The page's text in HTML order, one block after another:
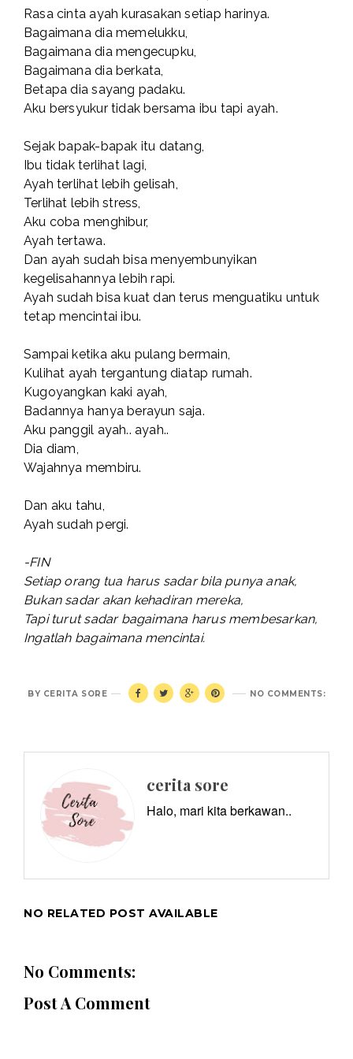
Rasa cinta ayah kurasakan setiap harinya.
Bagaimana dia memelukku,
Bagaimana dia mengecupku,
Bagaimana dia berkata,
Betapa dia sayang padaku.
Aku bersyukur tidak bersama ibu tapi ayah.
Sejak bapak-bapak itu datang,
Ibu tidak terlihat lagi,
Ayah terlihat lebih gelisah,
Terlihat lebih stress,
Aku coba menghibur,
Ayah tertawa.
Dan ayah sudah bisa menyembunyikan
kegelisahannya lebih rapi.
Ayah sudah bisa kuat dan terus menguatiku untuk
tetap mencintai ibu.
Sampai ketika aku pulang bermain,
Kulihat ayah tergantung diatap rumah.
Kugoyangkan kaki ayah,
Badannya hanya berayun saja.
Aku panggil ayah.. ayah..
Dia diam,
Wajahnya membiru.
Dan aku tahu,
Ayah sudah pergi.
-FIN
Setiap orang tua harus sadar bila punya anak,
Bukan sadar akan kehadiran mereka,
Tapi turut sadar bagaimana harus membesarkan,
Ingatlah bagaimana mencintai.
NO COMMENTS:
BY CERITA SORE
cerita sore
Halo, mari kita berkawan..
NO RELATED POST AVAILABLE
No Comments:
Post A Comment